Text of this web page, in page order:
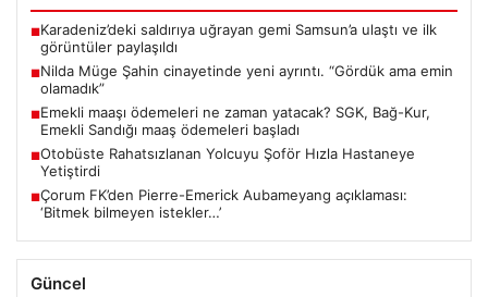
■Karadeniz’deki saldırıya uğrayan gemi Samsun’a ulaştı ve ilk
görüntüler paylaşıldı
■Nilda Müge Şahin cinayetinde yeni ayrıntı. “Gördük ama emin
olamadık”
■Emekli maaşı ödemeleri ne zaman yatacak? SGK, Bağ-Kur,
Emekli Sandığı maaş ödemeleri başladı
■Otobüste Rahatsızlanan Yolcuyu Şoför Hızla Hastaneye
Yetiştirdi
■Çorum FK’den Pierre-Emerick Aubameyang açıklaması:
‘Bitmek bilmeyen istekler…’
Güncel